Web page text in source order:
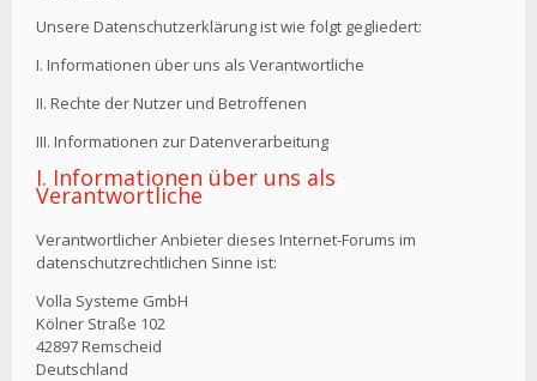
Unsere Datenschutzerklärung ist wie folgt gegliedert:
I. Informationen über uns als Verantwortliche
II. Rechte der Nutzer und Betroffenen
III. Informationen zur Datenverarbeitung
I. Informationen über uns als
Verantwortliche
Verantwortlicher Anbieter dieses Internet-Forums im
datenschutzrechtlichen Sinne ist:
Volla Systeme GmbH
Kölner Straße 102
42897 Remscheid
Deutschland